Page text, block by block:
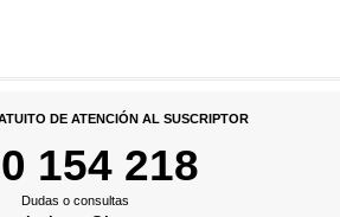
DE ATENCIÓN AL SUSCRIPTOR
154 218
Dudas o consultas